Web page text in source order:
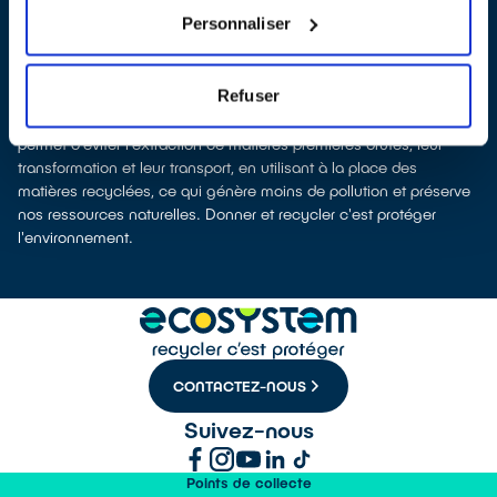
Personnaliser
Refuser
La production d’équipements électriques neufs est génératrice de
pollution et consommatrice de ressources naturelles. Donner
votre électroménager permet d’éviter la production de nouveaux
produits en alimentant le marché de l'occasion. Le recyclage
permet d'éviter l'extraction de matières premières brutes, leur
transformation et leur transport, en utilisant à la place des
matières recyclées, ce qui génère moins de pollution et préserve
nos ressources naturelles. Donner et recycler c'est protéger
l'environnement.
CONTACTEZ-NOUS
Suivez-nous
Points de collecte